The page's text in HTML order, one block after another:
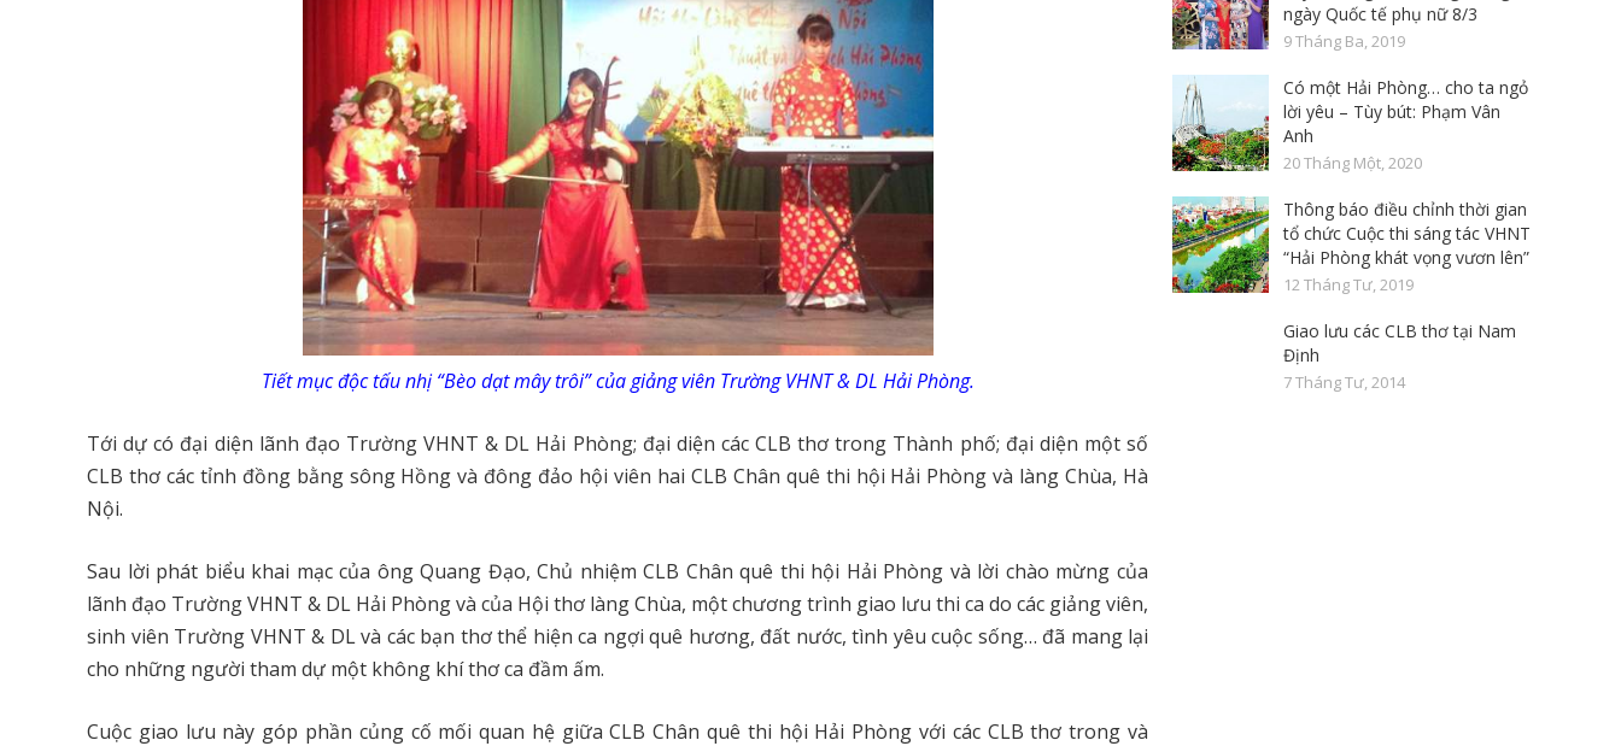
Tiết mục độc tấu nhị “Bèo dạt mây trôi” của giảng viên Trường VHNT & DL Hải Phòng.
Tới dự có đại diện lãnh đạo Trường VHNT & DL Hải Phòng; đại diện các CLB thơ trong Thành phố; đại diện một số
CLB thơ các tỉnh đồng bằng sông Hồng và đông đảo hội viên hai CLB Chân quê thi hội Hải Phòng và làng Chùa, Hà
Nội.
Sau lời phát biểu khai mạc của ông Quang Đạo, Chủ nhiệm CLB Chân quê thi hội Hải Phòng và lời chào mừng của
lãnh đạo Trường VHNT & DL Hải Phòng và của Hội thơ làng Chùa, một chương trình giao lưu thi ca do các giảng viên,
sinh viên Trường VHNT & DL và các bạn thơ thể hiện ca ngợi quê hương, đất nước, tình yêu cuộc sống… đã mang lại
cho những người tham dự một không khí thơ ca đầm ấm.
Cuộc giao lưu này góp phần củng cố mối quan hệ giữa CLB Chân quê thi hội Hải Phòng với các CLB thơ trong và
ngày Quốc tế phụ nữ 8/3
9 Tháng Ba, 2019
Có một Hải Phòng… cho ta ngỏ
lời yêu – Tùy bút: Phạm Vân
Anh
20 Tháng Một, 2020
Thông báo điều chỉnh thời gian
tổ chức Cuộc thi sáng tác VHNT
“Hải Phòng khát vọng vươn lên”
12 Tháng Tư, 2019
Giao lưu các CLB thơ tại Nam
Định
7 Tháng Tư, 2014